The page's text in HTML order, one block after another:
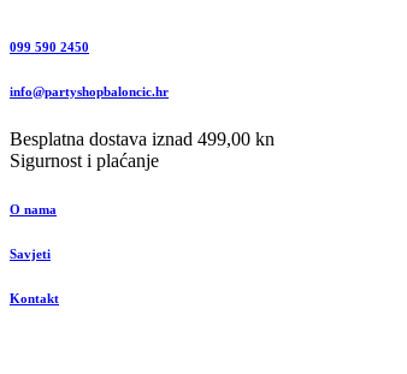
099 590 2450
info@partyshopbaloncic.hr
Besplatna dostava iznad 499,00 kn
Sigurnost i plaćanje
O nama
Savjeti
Kontakt